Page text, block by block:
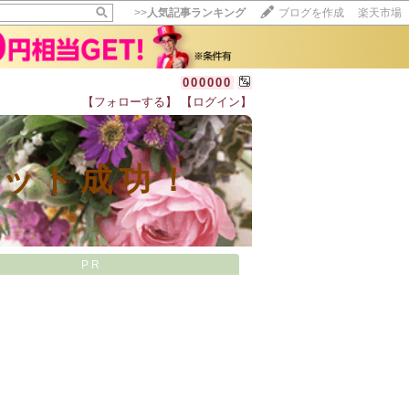
>>人気記事ランキング ブログを作成 楽天市場
000000
【フォローする】 【ログイン】
ト成功！
15記事にいいね！で1ポイント
10秒滞在
いいね!
PR